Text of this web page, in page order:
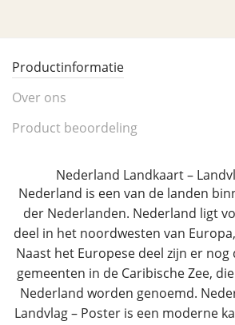
Productinformatie
Over ons
Product beoordeling
Nederland Landkaart –
Nederland is een van de landen
der Nederlanden. Nederland ligt
deel in het noordwesten van
Naast het Europese deel zijn er
gemeenten in de Caribische Zee,
Nederland worden genoemd.
Landvlag – Poster is een moderne